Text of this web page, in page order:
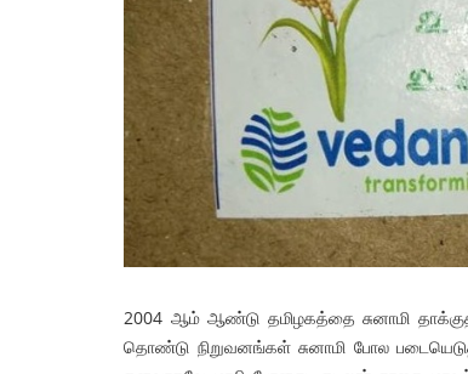
2004 ஆம் ஆண்டு தமிழகத்தை சுனாமி
தொண்டு நிறுவனங்கள் சுனாமி போல
! – செந்தில்
admin 13 May 2026